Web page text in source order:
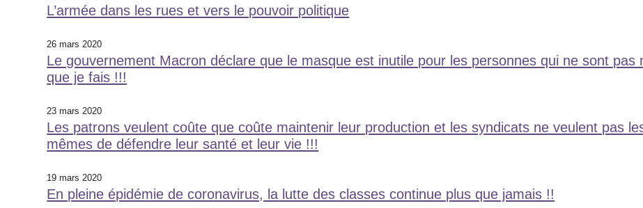
L’armée dans les rues et vers le pouvoir politique
26 mars 2020
Le gouvernement Macron déclare que le masque est inutile pour les personnes qui ne sont
que je fais !!!
23 mars 2020
Les patrons veulent coûte que coûte maintenir leur production et les syndicats ne veulent pas
mêmes de défendre leur santé et leur vie !!!
19 mars 2020
En pleine épidémie de coronavirus, la lutte des classes continue plus que jamais !!